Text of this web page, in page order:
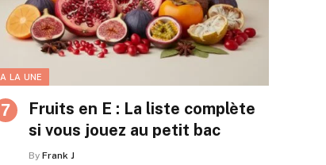
A LA UNE
Fruits en E : La liste complète
si vous jouez au petit bac
By Frank J